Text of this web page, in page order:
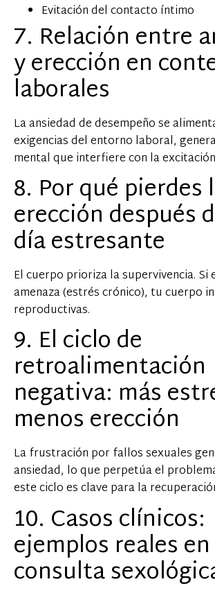
Evitación del contacto íntimo
7. Relación entre
y erección en
laborales
La ansiedad de desempeño se
exigencias del entorno laboral,
mental que interfiere con la
8. Por qué pierdes
erección después
día estresante
El cuerpo prioriza la supervivencia. Si
amenaza (estrés crónico), tu cuerpo
reproductivas.
9. El ciclo de
retroalimentación
negativa: más
menos erección
La frustración por fallos sexuales
ansiedad, lo que perpetúa el
este ciclo es clave para la
10. Casos clínicos:
ejemplos reales en
consulta